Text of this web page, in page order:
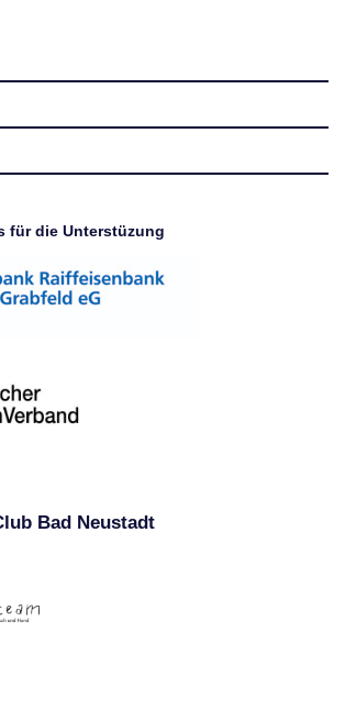
für die Unterstüzung
Bad Neustadt